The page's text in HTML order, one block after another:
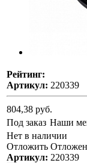
Рейтинг:
Артикул: 220339
804,38 руб.
Под заказ Наши
Нет в наличии
Отложить
Артикул: 220339